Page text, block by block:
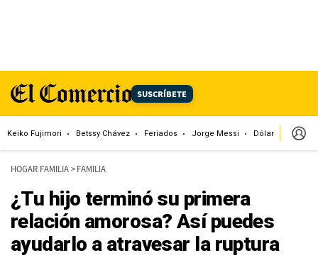
SUSCRÍBETE
Keiko Fujimori Betssy Chávez Feriados Jorge Messi Dólar
HOGAR FAMILIA> FAMILIA
¿Tu hijo terminó su primera
relación amorosa? Así puedes
ayudarlo a atravesar la ruptura